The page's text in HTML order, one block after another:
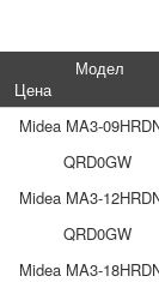
Модел
Цена
Midea MA3-
QRD0GW
Midea MA3-
QRD0GW
Midea MA3-